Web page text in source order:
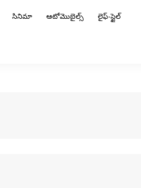
సినిమా ఆటోమొబైల్స్ లైఫ్-స్టైల్